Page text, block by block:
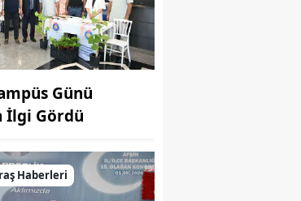
Günü
İlgi Gördü
Haberleri